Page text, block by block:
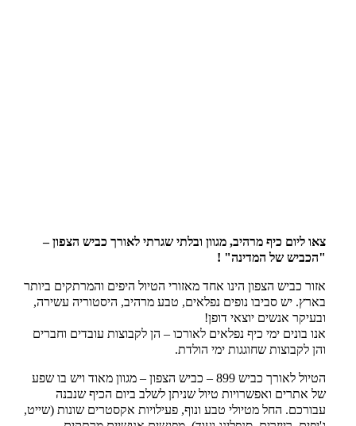
צאו ליום כיף מרהיב, מגוון ובלתי שגרתי לאורך כביש הצפון –
"הכביש של המדינה" !
אזור כביש הצפון הינו אחד מאזורי הטיול היפים והמרתקים ביותר
בארץ. יש סביבו נופים נפלאים, טבע מרהיב, היסטוריה עשירה,
ובעיקר אנשים יוצאי דופן!
אנו בונים ימי כיף נפלאים לאורכו – הן לקבוצות עובדים וחברים
והן לקבוצות שחוגגות ימי הולדת.
הטיול לאורך כביש 899 – כביש הצפון – מגוון מאוד ויש בו שפע
של אתרים ואפשרויות טיול שניתן לשלב ביום הכיף שנבנה
עבורכם. החל מטיולי טבע ונוף, פעילויות אקסטרים שונות (שייט,